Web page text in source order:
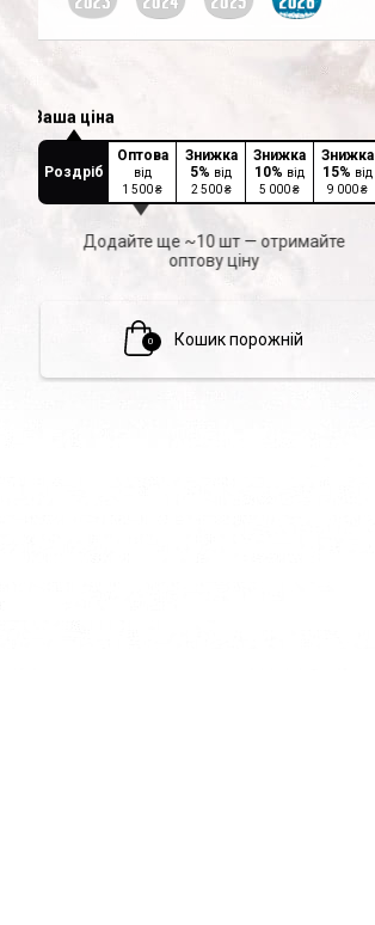
Роздріб
Оптова
від
1 500₴
Знижка
5% від
2 500₴
Знижка
10% від
5 000₴
Знижка
15% від
9 000₴
Додайте ще ~10 шт — отримайте
оптову ціну
0 Кошик порожній